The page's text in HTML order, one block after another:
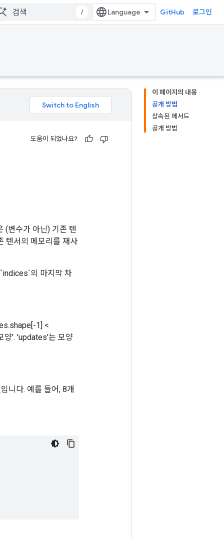
/ GitHub 로그인
이 페이지의 내용
공개 방법
상속된 메서드
공개 방법
도움이 되었나요?
(변수가 아닌) 기존 텐
텐서의 메모리를 재사
의 마지막 차
1] <
양'. 'updates'는 모양
니다. 예를 들어, 8개